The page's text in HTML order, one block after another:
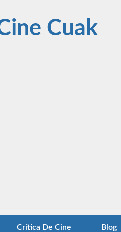
Cuak
Crítica De Cine Blog